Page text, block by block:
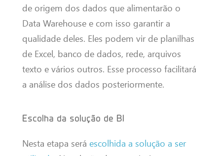
de origem dos dados que alimentarão o
Data Warehouse e com isso garantir a
qualidade deles. Eles podem vir de planilhas
de Excel, banco de dados, rede, arquivos
texto e vários outros. Esse processo facilitará
a análise dos dados posteriormente.
Escolha da solução de BI
Nesta etapa será escolhida a solução a ser